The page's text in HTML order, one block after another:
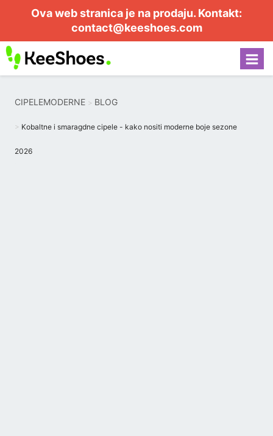
Ova web stranica je na prodaju. Kontakt:
contact@keeshoes.com
CIPELEMODERNE BLOG
Kobaltne i smaragdne cipele - kako nositi moderne boje sezone
2026